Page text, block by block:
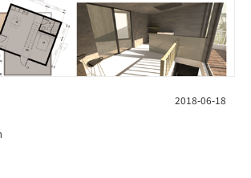
2018-06-18